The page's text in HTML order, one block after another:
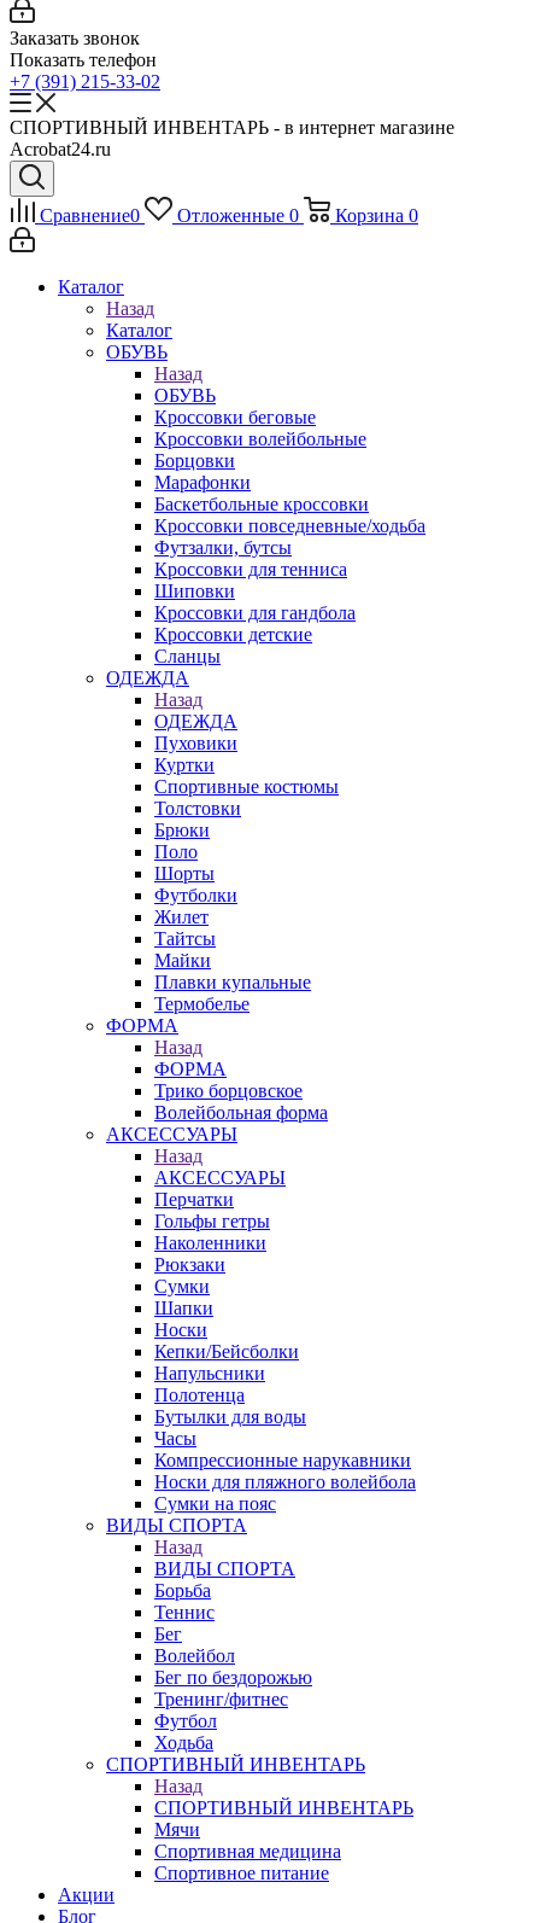
Заказать звонок
Показать телефон
+7 (391) 215-33-02
СПОРТИВНЫЙ ИНВЕНТАРЬ - в интернет магазине
Acrobat24.ru
Сравнение0 Отложенные 0 Корзина 0
Каталог
Назад
Каталог
ОБУВЬ
Назад
ОБУВЬ
Кроссовки беговые
Кроссовки волейбольные
Борцовки
Марафонки
Баскетбольные кроссовки
Кроссовки повседневные/ходьба
Футзалки, бутсы
Кроссовки для тенниса
Шиповки
Кроссовки для гандбола
Кроссовки детские
Сланцы
ОДЕЖДА
Назад
ОДЕЖДА
Пуховики
Куртки
Спортивные костюмы
Толстовки
Брюки
Поло
Шорты
Футболки
Жилет
Тайтсы
Майки
Плавки купальные
Термобелье
ФОРМА
Назад
ФОРМА
Трико борцовское
Волейбольная форма
АКСЕССУАРЫ
Назад
АКСЕССУАРЫ
Перчатки
Гольфы гетры
Наколенники
Рюкзаки
Сумки
Шапки
Носки
Кепки/Бейсболки
Напульсники
Полотенца
Бутылки для воды
Часы
Компрессионные нарукавники
Носки для пляжного волейбола
Сумки на пояс
ВИДЫ СПОРТА
Назад
ВИДЫ СПОРТА
Борьба
Теннис
Бег
Волейбол
Бег по бездорожью
Тренинг/фитнес
Футбол
Ходьба
СПОРТИВНЫЙ ИНВЕНТАРЬ
Назад
СПОРТИВНЫЙ ИНВЕНТАРЬ
Мячи
Спортивная медицина
Спортивное питание
Акции
Блог